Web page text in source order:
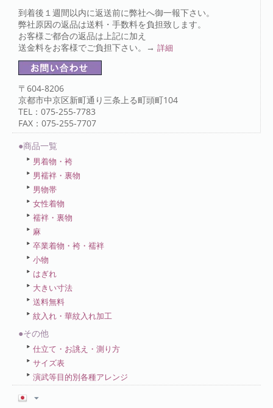
到着後１週間以内に返送前に弊社へ御一報下さい。
弊社原因の返品は送料・手数料を負担致します。
お客様ご都合の返品は上記に加え
送金料をお客様でご負担下さい。→ 詳細
〒604-8206
京都市中京区新町通り三条上る町頭町104
TEL：075-255-7783
FAX：075-255-7707
●商品一覧
男着物・袴
男襦袢・裏物
男物帯
女性着物
襦袢・裏物
麻
卒業着物・袴・襦袢
小物
はぎれ
大きい寸法
送料無料
紋入れ・華紋入れ加工
●その他
仕立て・お誂え・測り方
サイズ表
演武等目的別各種アレンジ